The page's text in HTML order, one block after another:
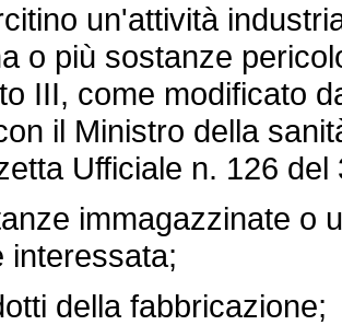
un'attività
o più sostanze
III, come modificato
il Ministro della
Ufficiale n. 126
immagazzinate o
interessata;
della fabbricazione;